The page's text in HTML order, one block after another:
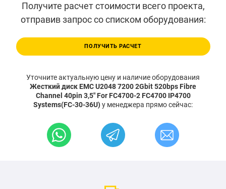
Получите расчет стоимости всего проекта,
отправив запрос со списком оборудования:
ПОЛУЧИТЬ РАСЧЕТ
Уточните актуальную цену и наличие оборудования
Жесткий диск EMC U2048 7200 2Gbit 520bps Fibre
Channel 40pin 3,5" For FC4700-2 FC4700 IP4700
Systems(FC-30-36U)у менеджера прямо сейчас: